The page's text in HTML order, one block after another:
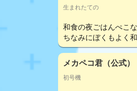
生まれたての
和食の夜ごはんぺこな
ちなみにぼくもよく
メカペコ君（公式）
初号機